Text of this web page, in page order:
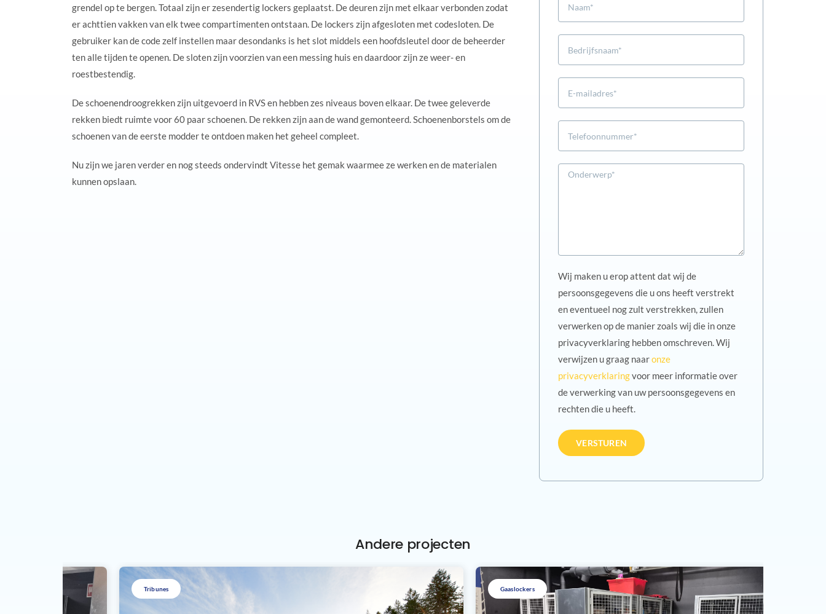
grendel op te bergen. Totaal zijn er zesendertig lockers geplaatst. De deuren zijn met elkaar verbonden zodat
er achttien vakken van elk twee compartimenten ontstaan. De lockers zijn afgesloten met codesloten. De
gebruiker kan de code zelf instellen maar desondanks is het slot middels een hoofdsleutel door de beheerder
ten alle tijden te openen. De sloten zijn voorzien van een messing huis en daardoor zijn ze weer- en
roestbestendig.
De schoenendroogrekken zijn uitgevoerd in RVS en hebben zes niveaus boven elkaar. De twee geleverde
rekken biedt ruimte voor 60 paar schoenen. De rekken zijn aan de wand gemonteerd. Schoenenborstels om de
schoenen van de eerste modder te ontdoen maken het geheel compleet.
Nu zijn we jaren verder en nog steeds ondervindt Vitesse het gemak waarmee ze werken en de materialen
kunnen opslaan.
Wij maken u erop attent dat wij de
persoonsgegevens die u ons heeft verstrekt
en eventueel nog zult verstrekken, zullen
verwerken op de manier zoals wij die in onze
privacyverklaring hebben omschreven. Wij
verwijzen u graag naaronze
privacyverklaringvoor meer informatie over
de verwerking van uw persoonsgegevens en
rechten die u heeft.
Andere projecten
Tribunes Gaaslockers